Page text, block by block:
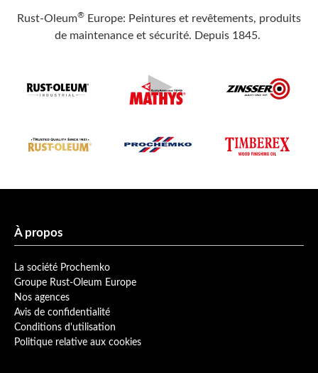
Rust-Oleum® Europe: Peintures et revêtements, produits
de maintenance et sécurité. Depuis 1845.
À propos
La société Prochemko
Groupe Rust-Oleum Europe
Nos agences
Avis de confidentialité
Conditions d'utilisation
Politique relative aux cookies